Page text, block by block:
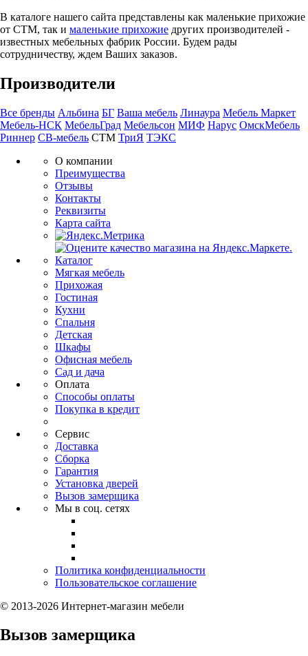
В каталоге нашего сайта представлены как маленькие прихожие
от СТМ, так и маленькие прихожие других производителей -
известных мебельных фабрик России. Будем рады
сотрудничеству, ждем Ваших заказов.
Производители
Все бренды Альбина БГ Ваша мебель Линаура Мебель Маркет
Мебель-НСК МебельГрад Мебельсон МИФ Нарус ОмскМебель
Риннер СВ-мебель СТМ ТриЯ ТЭКС
О компании
Преимущества
Отзывы
Контакты
Реквизиты
Карта сайта
Каталог
Мягкая мебель
Прихожая
Гостиная
Кухни
Спальня
Детская
Шкафы
Офисная мебель
Сад и дача
Оплата
Способы оплаты
Покупка в кредит
Сервис
Доставка
Сборка
Гарантия
Установка дверей
Вызов замерщика
Мы в соц. сетях
Политика конфиденциальности
Пользовательское соглашение
© 2013-2026 Интернет-магазин мебели
Вызов замерщика